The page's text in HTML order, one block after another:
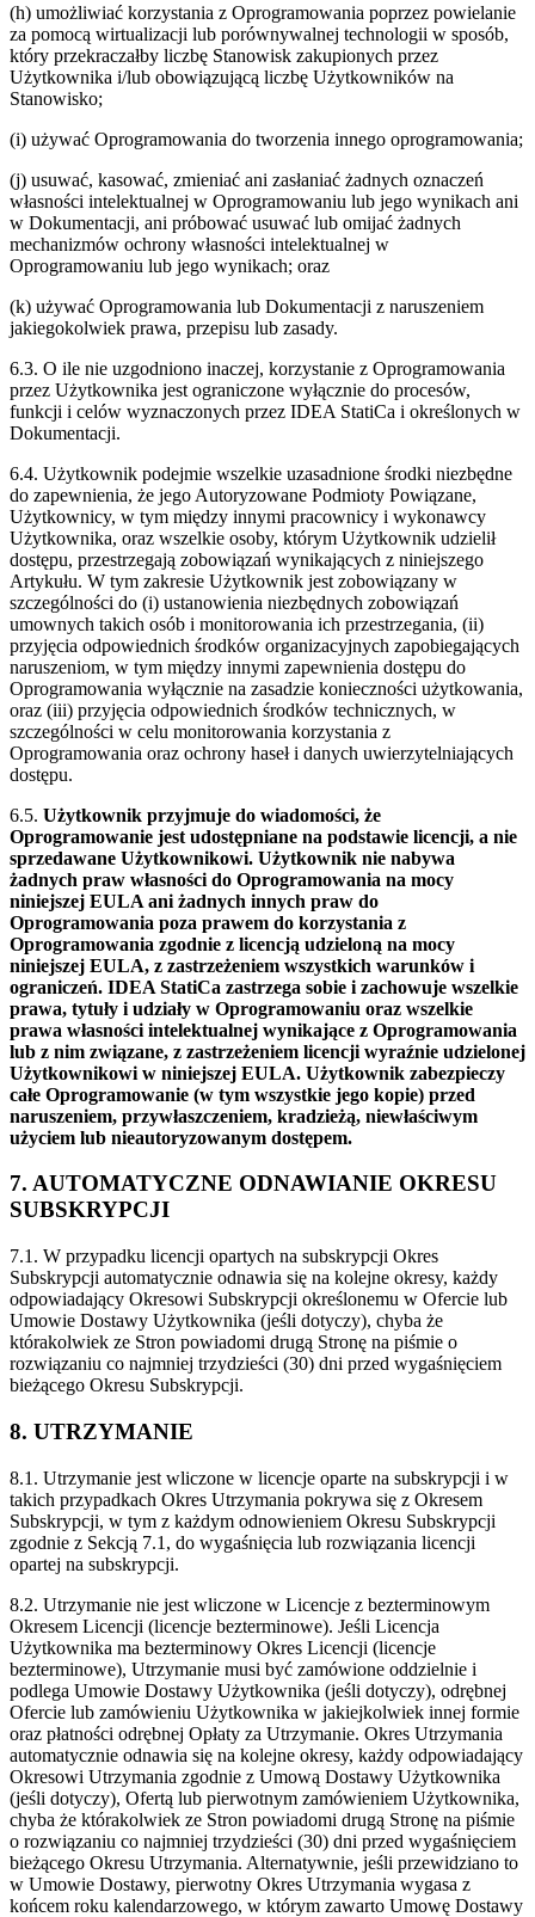
(h) umożliwiać korzystania z Oprogramowania poprzez powielanie
za pomocą wirtualizacji lub porównywalnej technologii w sposób,
który przekraczałby liczbę Stanowisk zakupionych przez
Użytkownika i/lub obowiązującą liczbę Użytkowników na
Stanowisko;
(i) używać Oprogramowania do tworzenia innego oprogramowania;
(j) usuwać, kasować, zmieniać ani zasłaniać żadnych oznaczeń
własności intelektualnej w Oprogramowaniu lub jego wynikach ani
w Dokumentacji, ani próbować usuwać lub omijać żadnych
mechanizmów ochrony własności intelektualnej w
Oprogramowaniu lub jego wynikach; oraz
(k) używać Oprogramowania lub Dokumentacji z naruszeniem
jakiegokolwiek prawa, przepisu lub zasady.
6.3. O ile nie uzgodniono inaczej, korzystanie z Oprogramowania
przez Użytkownika jest ograniczone wyłącznie do procesów,
funkcji i celów wyznaczonych przez IDEA StatiCa i określonych w
Dokumentacji.
6.4. Użytkownik podejmie wszelkie uzasadnione środki niezbędne
do zapewnienia, że jego Autoryzowane Podmioty Powiązane,
Użytkownicy, w tym między innymi pracownicy i wykonawcy
Użytkownika, oraz wszelkie osoby, którym Użytkownik udzielił
dostępu, przestrzegają zobowiązań wynikających z niniejszego
Artykułu. W tym zakresie Użytkownik jest zobowiązany w
szczególności do (i) ustanowienia niezbędnych zobowiązań
umownych takich osób i monitorowania ich przestrzegania, (ii)
przyjęcia odpowiednich środków organizacyjnych zapobiegających
naruszeniom, w tym między innymi zapewnienia dostępu do
Oprogramowania wyłącznie na zasadzie konieczności użytkowania,
oraz (iii) przyjęcia odpowiednich środków technicznych, w
szczególności w celu monitorowania korzystania z
Oprogramowania oraz ochrony haseł i danych uwierzytelniających
dostępu.
6.5. Użytkownik przyjmuje do wiadomości, że
Oprogramowanie jest udostępniane na podstawie licencji, a nie
sprzedawane Użytkownikowi. Użytkownik nie nabywa
żadnych praw własności do Oprogramowania na mocy
niniejszej EULA ani żadnych innych praw do
Oprogramowania poza prawem do korzystania z
Oprogramowania zgodnie z licencją udzieloną na mocy
niniejszej EULA, z zastrzeżeniem wszystkich warunków i
ograniczeń. IDEA StatiCa zastrzega sobie i zachowuje wszelkie
prawa, tytuły i udziały w Oprogramowaniu oraz wszelkie
prawa własności intelektualnej wynikające z Oprogramowania
lub z nim związane, z zastrzeżeniem licencji wyraźnie udzielonej
Użytkownikowi w niniejszej EULA. Użytkownik zabezpieczy
całe Oprogramowanie (w tym wszystkie jego kopie) przed
naruszeniem, przywłaszczeniem, kradzieżą, niewłaściwym
użyciem lub nieautoryzowanym dostępem.
7. AUTOMATYCZNE ODNAWIANIE OKRESU
SUBSKRYPCJI
7.1. W przypadku licencji opartych na subskrypcji Okres
Subskrypcji automatycznie odnawia się na kolejne okresy, każdy
odpowiadający Okresowi Subskrypcji określonemu w Ofercie lub
Umowie Dostawy Użytkownika (jeśli dotyczy), chyba że
którakolwiek ze Stron powiadomi drugą Stronę na piśmie o
rozwiązaniu co najmniej trzydzieści (30) dni przed wygaśnięciem
bieżącego Okresu Subskrypcji.
8. UTRZYMANIE
8.1. Utrzymanie jest wliczone w licencje oparte na subskrypcji i w
takich przypadkach Okres Utrzymania pokrywa się z Okresem
Subskrypcji, w tym z każdym odnowieniem Okresu Subskrypcji
zgodnie z Sekcją 7.1, do wygaśnięcia lub rozwiązania licencji
opartej na subskrypcji.
8.2. Utrzymanie nie jest wliczone w Licencje z bezterminowym
Okresem Licencji (licencje bezterminowe). Jeśli Licencja
Użytkownika ma bezterminowy Okres Licencji (licencje
bezterminowe), Utrzymanie musi być zamówione oddzielnie i
podlega Umowie Dostawy Użytkownika (jeśli dotyczy), odrębnej
Ofercie lub zamówieniu Użytkownika w jakiejkolwiek innej formie
oraz płatności odrębnej Opłaty za Utrzymanie. Okres Utrzymania
automatycznie odnawia się na kolejne okresy, każdy odpowiadający
Okresowi Utrzymania zgodnie z Umową Dostawy Użytkownika
(jeśli dotyczy), Ofertą lub pierwotnym zamówieniem Użytkownika,
chyba że którakolwiek ze Stron powiadomi drugą Stronę na piśmie
o rozwiązaniu co najmniej trzydzieści (30) dni przed wygaśnięciem
bieżącego Okresu Utrzymania. Alternatywnie, jeśli przewidziano to
w Umowie Dostawy, pierwotny Okres Utrzymania wygasa z
końcem roku kalendarzowego, w którym zawarto Umowę Dostawy